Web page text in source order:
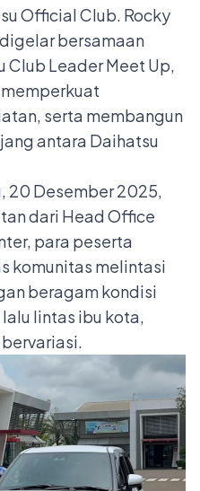
Official Club. Rocky
bersamaan
Club Leader Meet Up,
serta membangun
antara Daihatsu
20 Desember 2025,
dari Head Office
para peserta
komunitas melintasi
beragam kondisi
lintas ibu kota,